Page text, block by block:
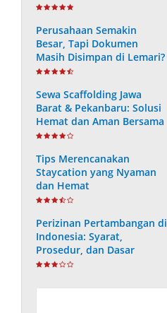
Perusahaan Semakin
Besar, Tapi Dokumen
Masih Disimpan di Lemari?
Ini Risiko yang Sering
Sewa Scaffolding Jawa
Barat & Pekanbaru: Solusi
Hemat dan Aman Bersama
PT. Consafe
Tips Merencanakan
Staycation yang Nyaman
dan Hemat
Perizinan Pertambangan di
Indonesia: Syarat,
Prosedur, dan Dasar
Hukum yang Wajib